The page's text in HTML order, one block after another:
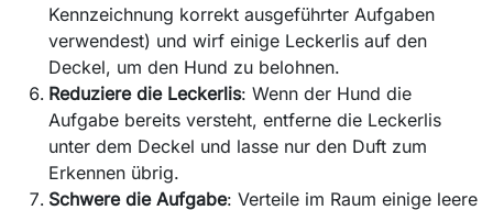
Kennzeichnung korrekt ausgeführter Aufgaben
verwendest) und wirf einige Leckerlis auf den
Deckel, um den Hund zu belohnen.
Reduziere die Leckerlis: Wenn der Hund die
Aufgabe bereits versteht, entferne die Leckerlis
unter dem Deckel und lasse nur den Duft zum
Erkennen übrig.
Schwere die Aufgabe: Verteile im Raum einige leere